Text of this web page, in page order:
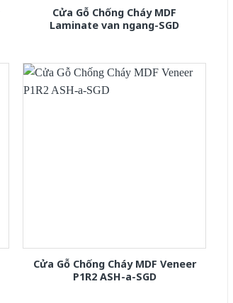
Cửa Gỗ Chống Cháy MDF
Laminate van ngang-SGD
Cửa Gỗ Chống Cháy MDF Veneer
P1R2 ASH-a-SGD